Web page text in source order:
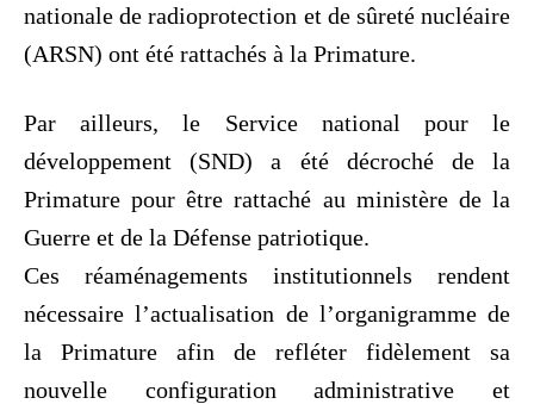
nationale de radioprotection et de sûreté nucléaire
(ARSN) ont été rattachés à la Primature.
Par ailleurs, le Service national pour le
développement (SND) a été décroché de la
Primature pour être rattaché au ministère de la
Guerre et de la Défense patriotique.
Ces réaménagements institutionnels rendent
nécessaire l’actualisation de l’organigramme de
la Primature afin de refléter fidèlement sa
nouvelle configuration administrative et